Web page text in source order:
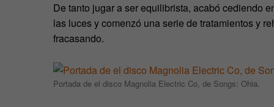
De tanto jugar a ser equilibrista, acabó cediendo
las luces y comenzó una serie de tratamientos y
fracasando.
Portada de el disco Magnolia Electric Co, de Songs: Ohia.